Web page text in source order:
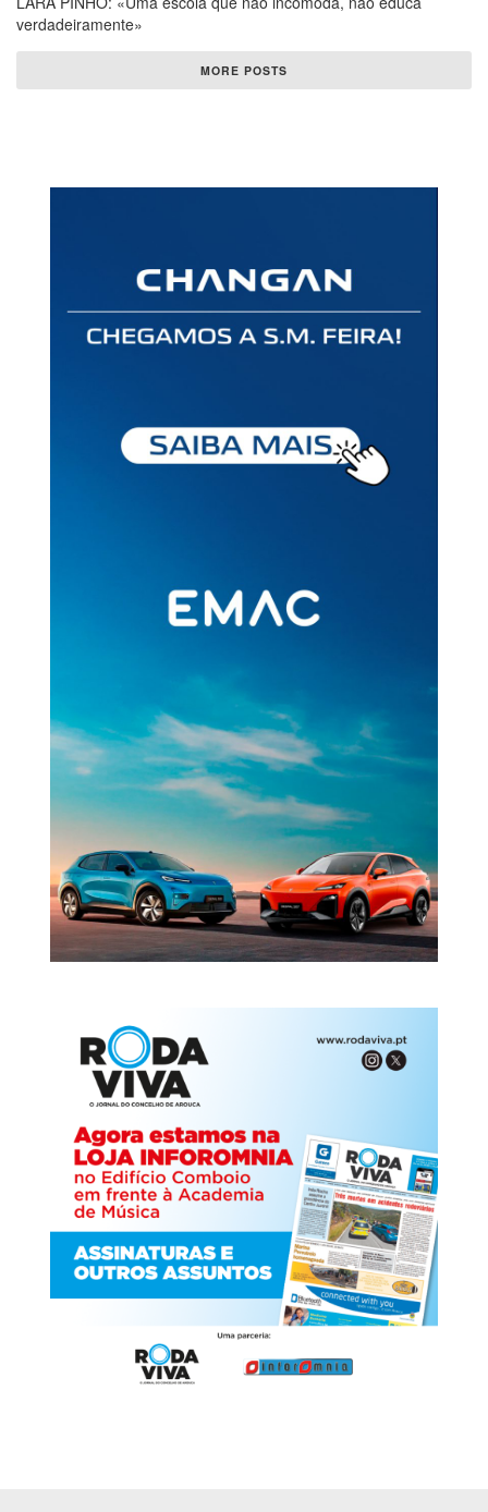
verdadeiramente»
MORE POSTS